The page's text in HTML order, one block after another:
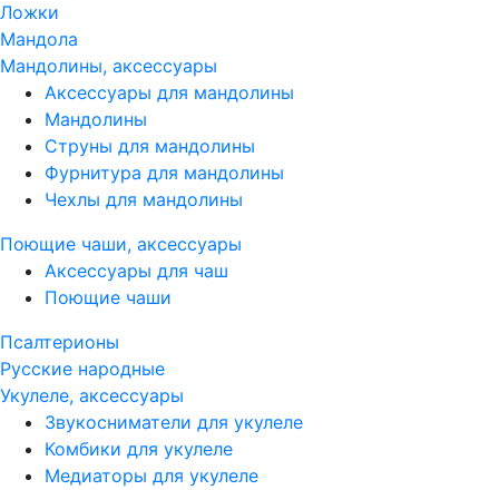
Ложки
Мандола
Мандолины, аксессуары
Аксессуары для мандолины
Мандолины
Струны для мандолины
Фурнитура для мандолины
Чехлы для мандолины
Поющие чаши, аксессуары
Аксессуары для чаш
Поющие чаши
Псалтерионы
Русские народные
Укулеле, аксессуары
Звукосниматели для укулеле
Комбики для укулеле
Медиаторы для укулеле